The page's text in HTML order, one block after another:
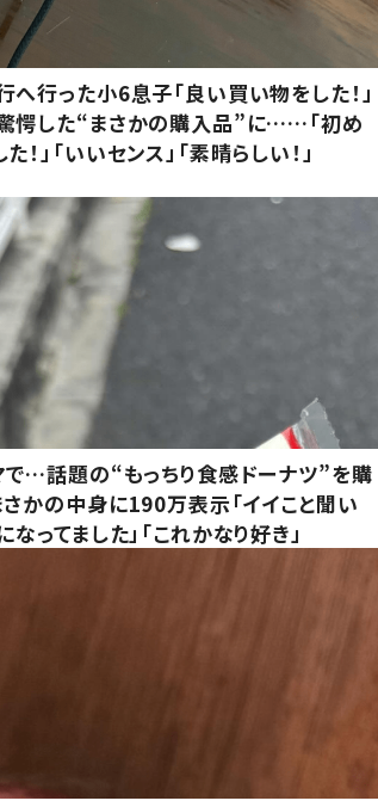
へ行った小6息子「良い買い物をした！」
愕した“まさかの購入品”に……「初め
！」「いいセンス」「素晴らしい！」
で…話題の“もっちり食感ドーナツ”を購
かの中身に190万表示「イイこと聞い
なってました」「これかなり好き」